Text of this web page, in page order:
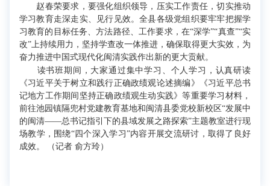
赵春荣要求，要强化组织领导，压实工作责任，切实推动
学习教育走深走实、见行见效。全县各级党组织要牢牢把握学
习教育的目标任务、方法路径、工作要求，在“深学”“真查”“实
改”上持续用力，坚持学查改一体推进，确保取得更大实效，为
奋力推进中国式现代化闽清实践作出新的更大贡献。
读书班期间，大家通过集中学习、个人学习，认真研读
《习近平关于树立和践行正确政绩观论述摘编》《习近平总书
记地方工作期间坚持正确政绩观生动实践》等重要学习材料，
前往池园镇隔兜村党建教育基地和闽清县委党校新校区“发展中
的闽清——总书记指引下的县域发展之路探索”主题教室进行现
场教学，围绕“四个深入学习”内容开展交流研讨，取得了良好
成效。 （记者 俞方玲）